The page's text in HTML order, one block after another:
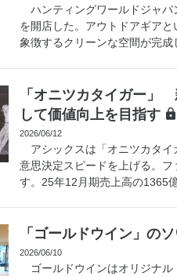
ハンティングワールドジャパ
を開店した。アウトドアギア
象徴するクリーンな空間が完
「オニツカタイガー
して価値向上を目指す
2026/06/12
アシックスは「オニツカタイ
意思決定スピードを上げる。
す。25年12月期売上高の1365億
「ゴールドウイン」の
2026/06/10
ゴールドウインはオリジナル